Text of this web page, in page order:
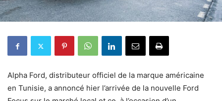
Alpha Ford, distributeur officiel de la marque américaine
en Tunisie, a annoncé hier l’arrivée de la nouvelle Ford